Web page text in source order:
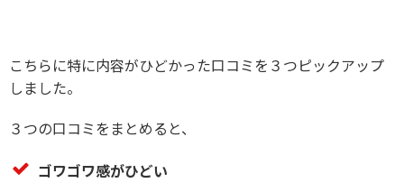
こちらに特に内容がひどかった口コミを３つピックアップ
しました。
３つの口コミをまとめると、
ゴワゴワ感がひどい